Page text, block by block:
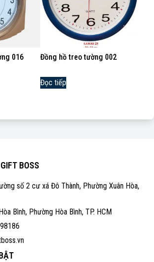
016 Đồng hồ treo tường 002
Đọc tiếp
BOSS
số 2 cư xá Đô Thành, Phường Xuân Hòa,
Bình, Phường Hòa Bình, TP. HCM